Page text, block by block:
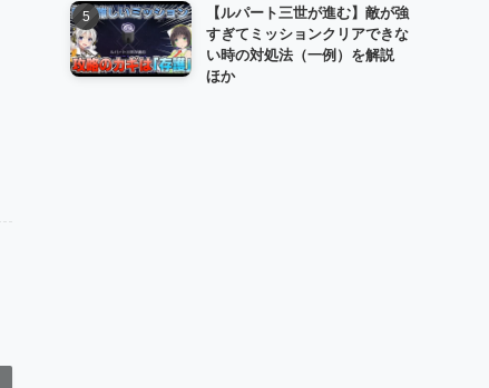
【ルパート三世が進む】敵が強
すぎてミッションクリアできな
い時の対処法（一例）を解説
ほか